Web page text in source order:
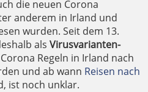
die neuen Corona
anderem in Irland und
wurden. Seit dem 13.
als Virusvarianten-
Regeln in Irland nach
und ab wann Reisen nach
ist noch unklar.